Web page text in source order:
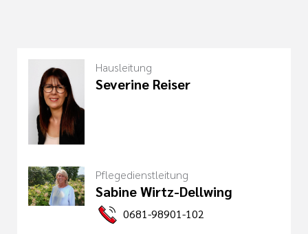
Hausleitung
Severine Reiser
Pflegedienstleitung
Sabine Wirtz-Dellwing
0681-98901-102